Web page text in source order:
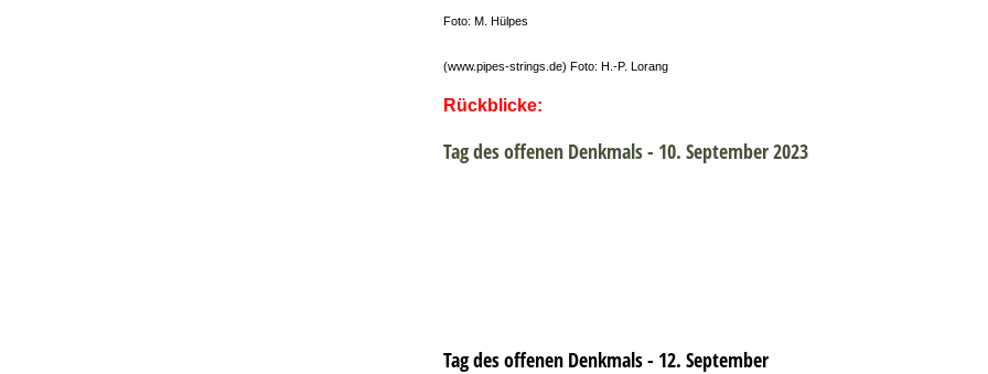
Foto: M. Hülpes
(www.pipes-strings.de) Foto: H.-P. Lorang
Rückblicke:
Tag des offenen Denkmals - 10. September 2023
Tag des offenen Denkmals - 12. September